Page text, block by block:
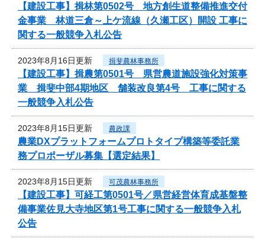
【建設工事】揖林第0502号 地方創生道整備推進交付
金事業 林道三倉～上ケ流線（久瀬工区）開設 工事に
関する一般競争入札公告
2023年8月16日更新 揖斐農林事務所
【建設工事】揖農第0501号 県営農道施設強化対策事
業 揖斐中部4期地区 舗装改良第4号 工事に関する
一般競争入札公告
2023年8月15日更新 農政課
農業DXプラットフォームプロトタイプ構築等委託業
務プロポーザル募集【選定結果】
2023年8月15日更新 可茂農林事務所
【建設工事】可経工第0501号／県営経営体育成基盤整
備事業佐見大寺地区第1号工事に関する一般競争入札
公告